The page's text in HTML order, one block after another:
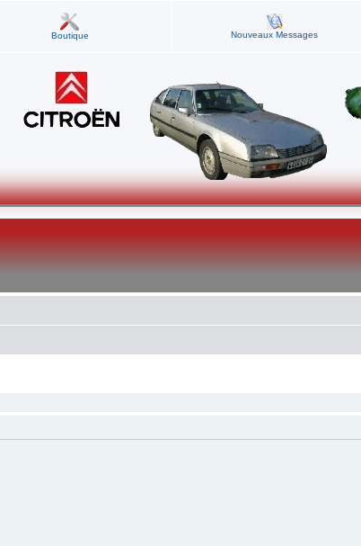
Boutique Nouveaux Messages